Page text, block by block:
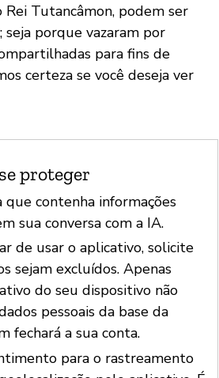
Tutancâmon, podem ser
seja porque vazaram por
para fins de
certeza se você deseja ver
proteger
que contenha informações
sua conversa com a IA.
de usar o aplicativo, solicite
sejam excluídos. Apenas
do seu dispositivo não
pessoais da base da
fechará a sua conta.
para o rastreamento